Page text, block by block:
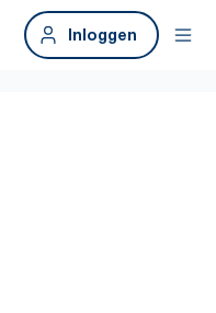
Inloggen